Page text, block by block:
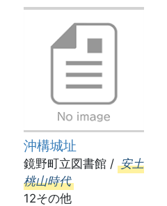
沖構城址
鏡野町立図書館 / 安土
桃山時代
12その他